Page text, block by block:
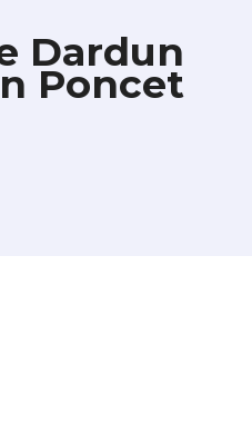
Dardun
Poncet